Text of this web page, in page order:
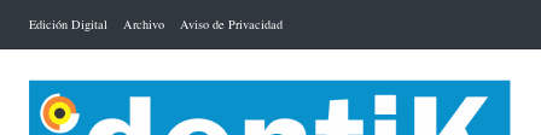
Saltar
contenido
Edición Digital Archivo Aviso de Privacidad